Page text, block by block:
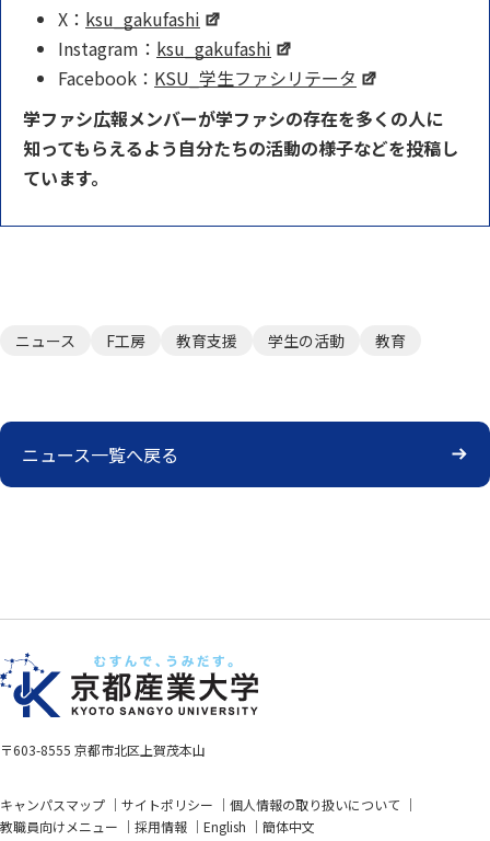
X： ksu_gakufashi
Instagram： ksu_gakufashi
Facebook： KSU_学生ファシリテータ
学ファシ広報メンバーが学ファシの存在を多くの人に
知ってもらえるよう自分たちの活動の様子などを投稿し
ています。
ニュース F工房 教育支援 学生の活動 教育
ニュース一覧へ戻る
〒603-8555 京都市北区上賀茂本山
キャンパスマップ サイトポリシー
個人情報の取り扱いについて
教職員向けメニュー
採用情報 English 簡体中文